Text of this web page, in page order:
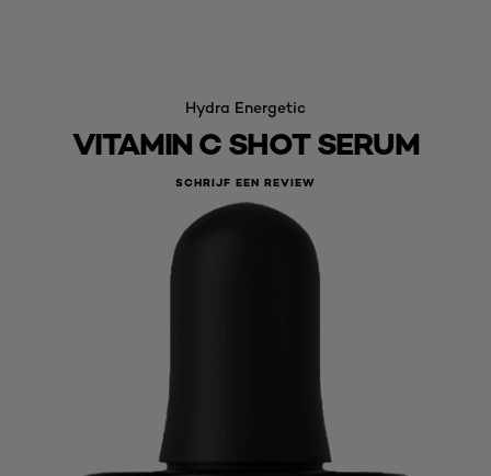
Hydra Energetic
VITAMIN C SHOT SERUM
SCHRIJF EEN REVIEW